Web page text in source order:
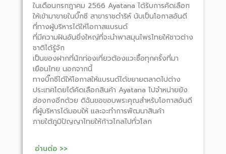
ในเดือนกรกฎาคม 2566 Ayatana ได้รับการคัดเลือก
ให้เข้ามาขายในบิ๊กซี สาขาราชดำริห์ นับเป็นโอกาสอันดี
ที่ทางผู้บริหารได้ให้โอกาสแบรนด์
ที่มีความฝันอันยิ่งใหญ่ที่จะนำพาสมุนไพรไทยให้ชาวต่าง
ชาติได้รู้จัก
เป็นของฝากที่นักท่องเที่ยวต้องแวะซื้อทุกครั้งที่มา
เยือนไทย นอกจากนี้
ทางบิ๊กซีได้ให้โอกาสให้แบรนด์ได้ขยายตลาดไปต่าง
ประเทศโดยได้คัดเลือกสินค้า Ayatana ไปจำหน่ายยัง
ฮ่องกงอีกด้วย ดิฉันขอขอบพระคุณสำหรับโอกาสอันดี
ที่ผู้บริหารได้มอบให้ และจะทำการพัฒนาสินค้า
ภายใต้ภูมิปัญญาไทยให้ก้าวไกลไปทั่วโลก
อ่านต่อ >>